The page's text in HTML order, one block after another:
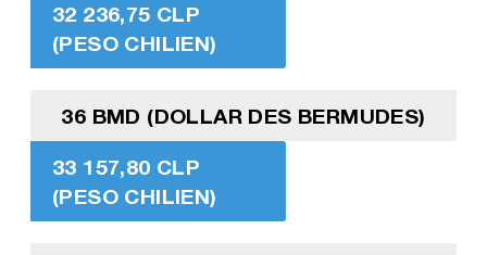
32 236,75 CLP
(PESO CHILIEN)
36 BMD (DOLLAR DES BERMUDES)
33 157,80 CLP
(PESO CHILIEN)